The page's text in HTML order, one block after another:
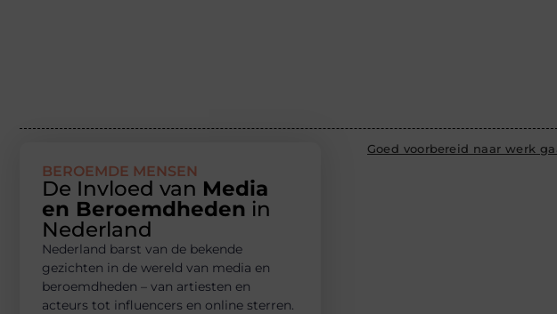
BEROEMDE MENSEN
De Invloed van Media
en Beroemdheden in
Nederland
Nederland barst van de bekende
gezichten in de wereld van media en
beroemdheden – van artiesten en
acteurs tot influencers en online sterren.
Goed voorbereid naar werk